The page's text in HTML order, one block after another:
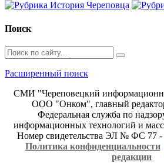
Поиск
Расширенный поиск
СМИ "Череповецкий
ООО "Онком", главный
Федеральная служба по
информационных технологий и
Номер свидетельства ЭЛ № ФС 77 -
Политика конфиденциальности
редакции